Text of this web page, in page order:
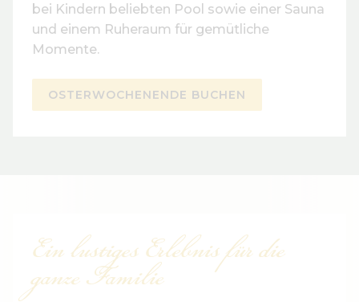
bei Kindern beliebten Pool sowie einer Sauna
und einem Ruheraum für gemütliche
Momente.
OSTERWOCHENENDE BUCHEN
Ein lustiges Erlebnis für die
ganze Familie